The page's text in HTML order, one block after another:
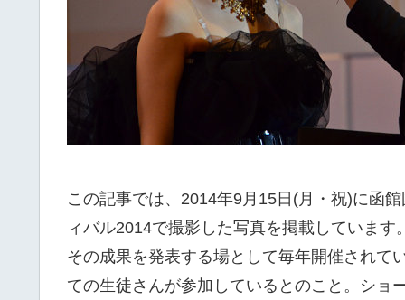
この記事では、2014年9月15日(月・祝)に函
ィバル2014で撮影した写真を掲載していま
その成果を発表する場として毎年開催されて
ての生徒さんが参加しているとのこと。ショ